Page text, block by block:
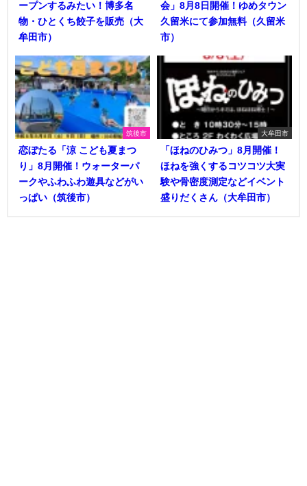
ープンするみたい！博多名
物・ひとくち餃子を販売（大
牟田市）
会」8月8日開催！ゆめタウン
久留米にて参加無料（久留米
市）
筑後市
恋ぼたる「涼 こども夏まつ
り」8月開催！ウォーターパ
ークやふわふわ遊具などがい
っぱい（筑後市）
大牟田市
「ほねのひみつ」8月開催！
ほねを強くするコツコツ大実
験や骨密度測定などイベント
盛りだくさん（大牟田市）